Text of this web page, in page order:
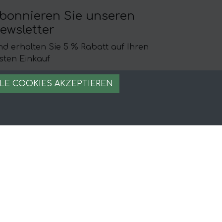
Sie unseren
erhalten Sie 5 % Rabatt auf Ihren
Einkauf
COOKIES AKZEPTIEREN